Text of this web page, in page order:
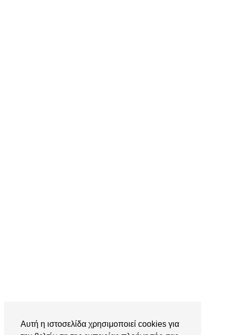
Αυτή η ιστοσελίδα χρησιμοποιεί cookies για